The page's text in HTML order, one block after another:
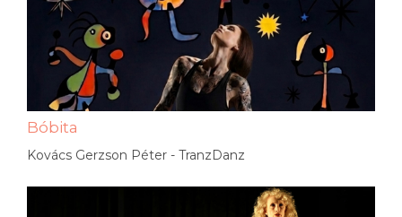
Bóbita
Kovács Gerzson Péter - TranzDanz